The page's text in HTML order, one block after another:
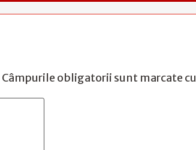
Câmpurile obligatorii sunt marcate cu